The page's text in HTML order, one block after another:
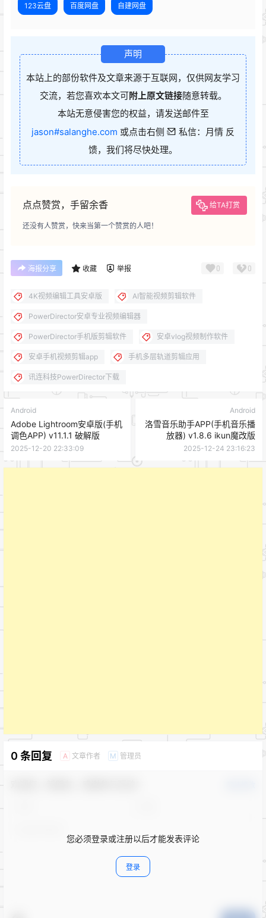
123云盘 百度网盘 自建网盘
声明
本站上的部份软件及文章来源于互联网，仅供网友学习
交流，若您喜欢本文可附上原文链接随意转载。
本站无意侵害您的权益，请发送邮件至
jason#salanghe.com 或点击右侧
私信：月情 反
馈，我们将尽快处理。
点点赞赏，手留余香 给TA打赏
还没有人赞赏，快来当第一个赞赏的人吧！
海报分享 收藏 举报 0 0
4K视频编辑工具安卓版 AI智能视频剪辑软件
PowerDirector安卓专业视频编辑器
PowerDirector手机版剪辑软件 安卓vlog视频制作软件
安卓手机视频剪辑app 手机多层轨道剪辑应用
讯连科技PowerDirector下载
Android
Adobe Lightroom安卓版(手机
调色APP) v11.1.1 破解版
2025-12-20 22:33:09
Android
洛雪音乐助手APP(手机音乐播
放器) v1.8.6 ikun魔改版
2025-12-24 23:16:23
0 条回复 A 文章作者 M 管理员
您必须登录或注册以后才能发表评论
登录